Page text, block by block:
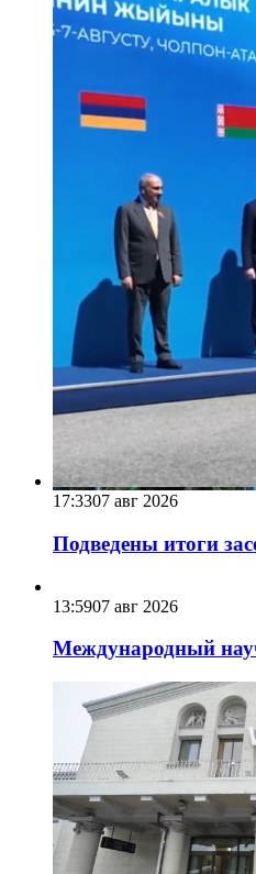
17:3307 авг 2026
Подведены итоги
13:5907 авг 2026
Международный